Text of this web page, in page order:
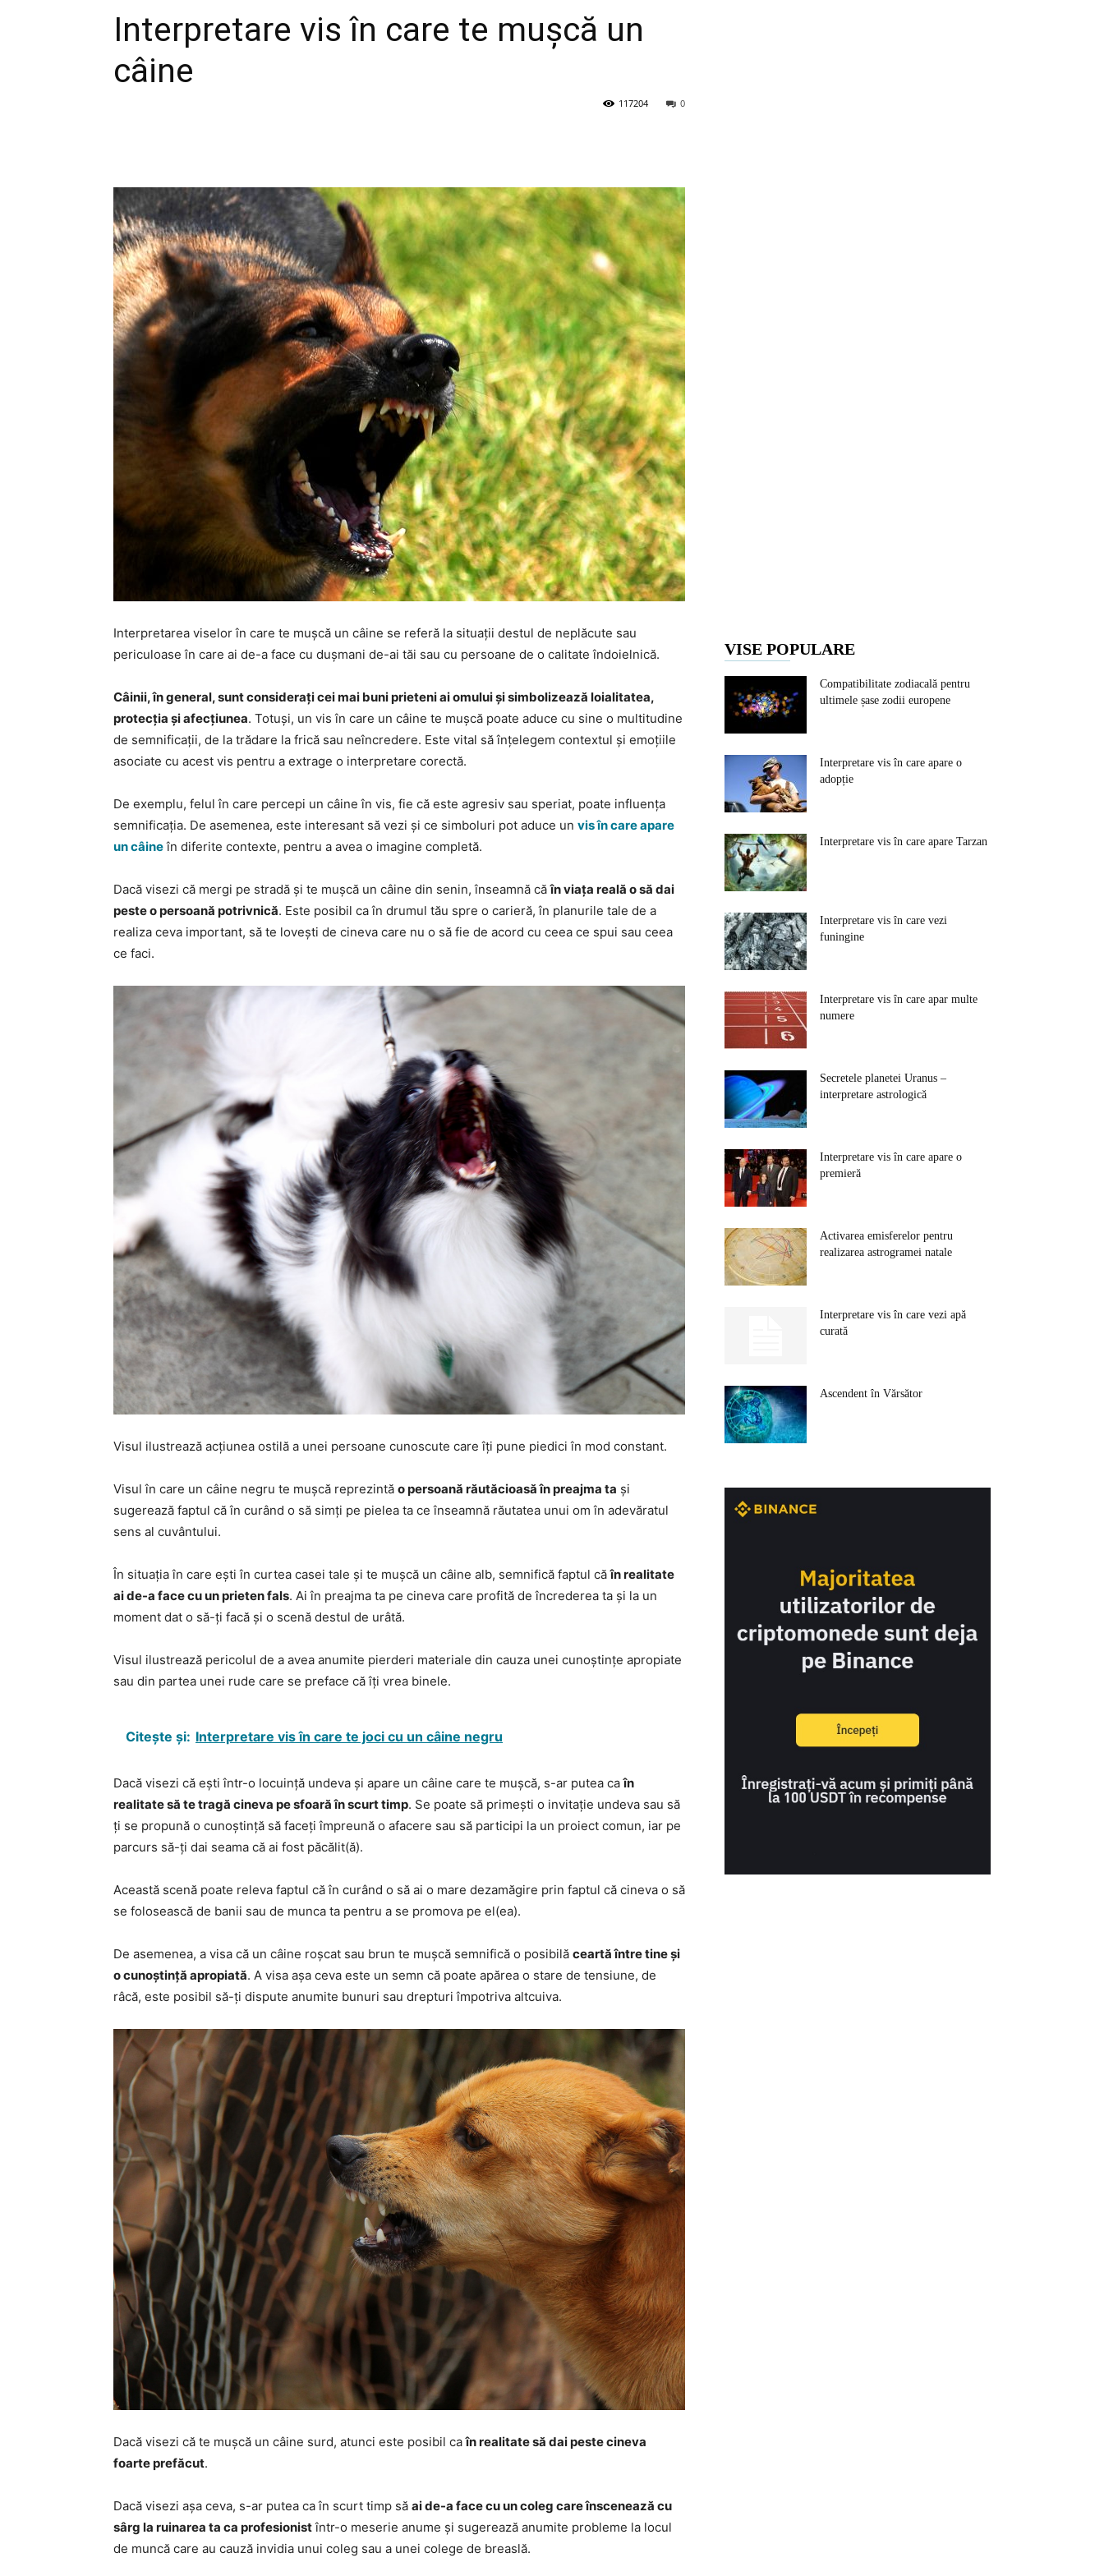
Interpretare vis în care te mușcă un
câine
0
117204
Interpretarea viselor în care te mușcă un câine se referă la situații destul de neplăcute sau
periculoase în care ai de-a face cu dușmani de-ai tăi sau cu persoane de o calitate îndoielnică.
Câinii, în general, sunt considerați cei mai buni prieteni ai omului și simbolizează loialitatea,
protecția și afecțiunea. Totuși, un vis în care un câine te mușcă poate aduce cu sine o multitudine
de semnificații, de la trădare la frică sau neîncredere. Este vital să înțelegem contextul și emoțiile
asociate cu acest vis pentru a extrage o interpretare corectă.
De exemplu, felul în care percepi un câine în vis, fie că este agresiv sau speriat, poate influența
semnificația. De asemenea, este interesant să vezi și ce simboluri pot aduce un vis în care apare
un câineîn diferite contexte, pentru a avea o imagine completă.
Dacă visezi că mergi pe stradă și te mușcă un câine din senin, înseamnă căîn viața reală o să dai
peste o persoană potrivnică. Este posibil ca în drumul tău spre o carieră, în planurile tale de a
realiza ceva important, să te lovești de cineva care nu o să fie de acord cu ceea ce spui sau ceea
ce faci.
Visul ilustrează acțiunea ostilă a unei persoane cunoscute care îți pune piedici în mod constant.
Visul în care un câine negru te mușcă reprezintă o persoană răutăcioasă în preajma ta și
sugerează faptul că în curând o să simți pe pielea ta ce înseamnă răutatea unui om în adevăratul
sens al cuvântului.
În situația în care ești în curtea casei tale și te mușcă un câine alb, semnifică faptul căîn realitate
ai de-a face cu un prieten fals. Ai în preajma ta pe cineva care profită de încrederea ta și la un
moment dat o să-ți facă și o scenă destul de urâtă.
Visul ilustrează pericolul de a avea anumite pierderi materiale din cauza unei cunoștințe apropiate
sau din partea unei rude care se preface că îți vrea binele.
Citește și: Interpretare vis în care te joci cu un câine negru
Dacă visezi că ești într-o locuință undeva și apare un câine care te mușcă, s-ar putea caîn
realitate să te tragă cineva pe sfoară în scurt timp. Se poate să primești o invitație undeva sau să
ți se propună o cunoștință să faceți împreună o afacere sau să participi la un proiect comun, iar pe
parcurs să-ți dai seama că ai fost păcălit(ă).
Această scenă poate releva faptul că în curând o să ai o mare dezamăgire prin faptul că cineva o să
se folosească de banii sau de munca ta pentru a se promova pe el(ea).
De asemenea, a visa că un câine roșcat sau brun te mușcă semnifică o posibilă ceartă între tine și
o cunoștință apropiată. A visa așa ceva este un semn că poate apărea o stare de tensiune, de
râcă, este posibil să-ți dispute anumite bunuri sau drepturi împotriva altcuiva.
Dacă visezi că te mușcă un câine surd, atunci este posibil caîn realitate să dai peste cineva
foarte prefăcut.
Dacă visezi așa ceva, s-ar putea ca în scurt timp să ai de-a face cu un coleg care înscenează cu
sârg la ruinarea ta ca profesionistîntr-o meserie anume și sugerează anumite probleme la locul
de muncă care au cauză invidia unui coleg sau a unei colege de breaslă.
VISE POPULARE
Compatibilitate zodiacală pentru
ultimele șase zodii europene
Interpretare vis în care apare o
adopție
Interpretare vis în care apare Tarzan
Interpretare vis în care vezi
funingine
Interpretare vis în care apar multe
numere
Secretele planetei Uranus –
interpretare astrologică
Interpretare vis în care apare o
premieră
Activarea emisferelor pentru
realizarea astrogramei natale
Interpretare vis în care vezi apă
curată
Ascendent în Vărsător